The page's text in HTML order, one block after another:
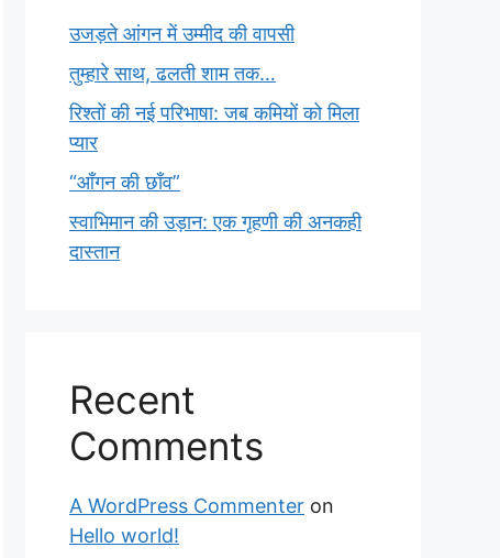
उजड़ते आंगन में उम्मीद की वापसी
तुम्हारे साथ, ढलती शाम तक…
रिश्तों की नई परिभाषा: जब कमियों को मिला
प्यार
“आँगन की छाँव”
स्वाभिमान की उड़ान: एक गृहणी की अनकही
दास्तान
Recent
Comments
A WordPress Commenter on
Hello world!